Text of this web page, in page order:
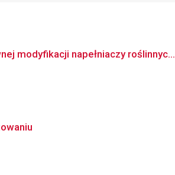
modyfikacji napełniaczy roślinnyc...